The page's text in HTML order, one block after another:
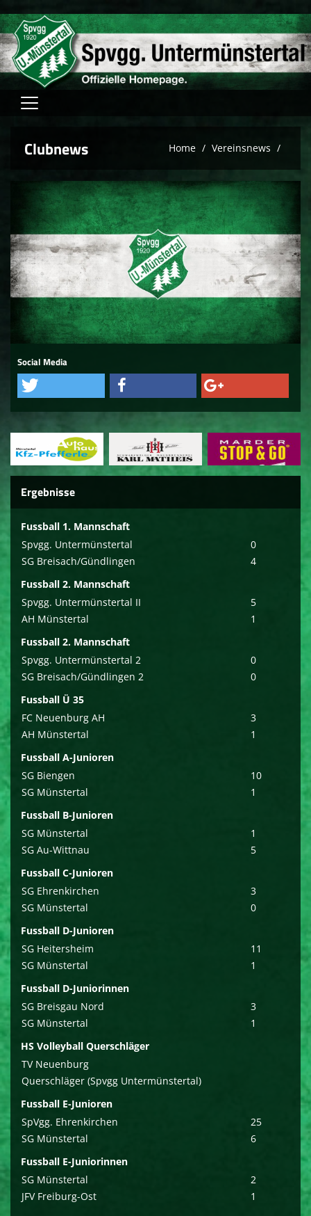
Verein
Fussball
Tischtennis
Hallensport
Schach
FAM
Sponsoren
Social media
Mitglied werden
Clubnews Home Vereinsnews
Social Media
Ergebnisse
Fussball 1. Mannschaft
Spvgg. Untermünstertal
0
SG Breisach/Gündlingen
4
Fussball 2. Mannschaft
Spvgg. Untermünstertal II
5
AH Münstertal
1
Fussball 2. Mannschaft
Spvgg. Untermünstertal 2
0
SG Breisach/Gündlingen 2
0
Fussball Ü 35
FC Neuenburg AH
3
AH Münstertal
1
Fussball A-Junioren
SG Biengen
10
SG Münstertal
1
Fussball B-Junioren
SG Münstertal
1
SG Au-Wittnau
5
Fussball C-Junioren
SG Ehrenkirchen
3
SG Münstertal
0
Fussball D-Junioren
SG Heitersheim
11
SG Münstertal
1
Fussball D-Juniorinnen
SG Breisgau Nord
3
SG Münstertal
1
HS Volleyball Querschläger
TV Neuenburg
Querschläger (Spvgg Untermünstertal)
Fussball E-Junioren
SpVgg. Ehrenkirchen
25
SG Münstertal
6
Fussball E-Juniorinnen
SG Münstertal
2
JFV Freiburg-Ost
1